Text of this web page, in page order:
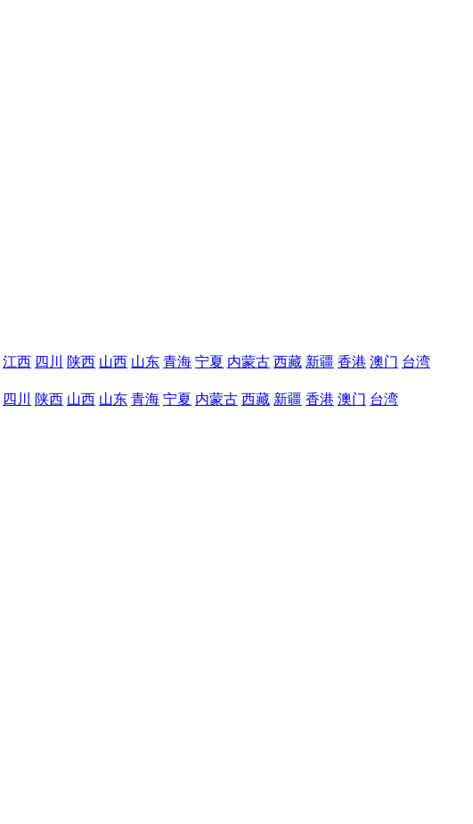
江西 四川 陕西 山西 山东 青海 宁夏 内蒙古 西藏 新疆 香港 澳门 台湾
四川 陕西 山西 山东 青海 宁夏 内蒙古 西藏 新疆 香港 澳门 台湾